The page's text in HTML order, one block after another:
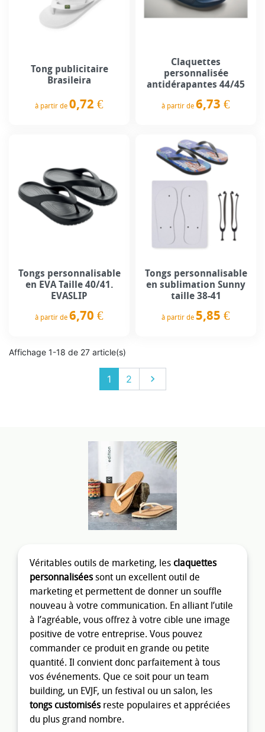
Véritables outils de marketing, les claquettes
personnaliséessont un excellent outil de
marketing et permettent de donner un souffle
nouveau à votre communication. En alliant l’utile
à l’agréable, vous offrez à votre cible une image
positive de votre entreprise. Vous pouvez
commander ce produit en grande ou petite
quantité. Il convient donc parfaitement à tous
vos événements. Que ce soit pour un team
building, un EVJF, un festival ou un salon, les
tongs customisésreste populaires et appréciées
du plus grand nombre.
Tong publicitaire
Brasileira
à partir de 0,72 €
Claquettes
personnalisée
antidérapantes 44/45
à partir de 6,73 €
Tongs personnalisable
en EVA Taille 40/41.
EVASLIP
à partir de 6,70 €
Tongs personnalisable
en sublimation Sunny
taille 38-41
à partir de 5,85 €
Affichage 1-18 de 27 article(s)
1 2 Suivant
